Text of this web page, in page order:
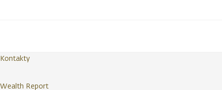
Kontakty
Wealth Report